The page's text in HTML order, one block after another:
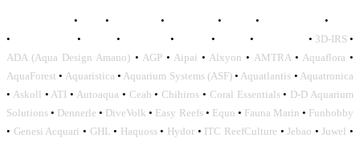
• • • • • •
•
• • • • • • 3D-IRS •
ADA (Aqua Design Amano) • AGP• Aipai • Alxyon • AMTRA• Aquaflora •
AquaForest • Aquaristica • Aquarium Systems (ASF)• Aquatlantis • Aquatronica
• Askoll • ATI • Autoaqua • Ceab • Chihiros • Coral Essentials• D-D Aquarium
Solutions • Dennerle • DiveVolk • Easy Reefs• Equo • Fauna Marin • Funhobby
• Genesi Acquari • GHL • Haquoss• Hydor • ITC ReefCulture •Jebao •Juwel •